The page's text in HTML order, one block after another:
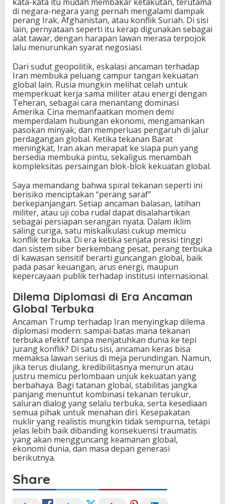
di negara-negara yang pernah mengalami dampak
perang Irak, Afghanistan, atau konflik Suriah. Di sisi
lain, pernyataan seperti itu kerap digunakan sebagai
alat tawar, dengan harapan lawan merasa terpojok
lalu menurunkan syarat negosiasi.
Dari sudut geopolitik, eskalasi ancaman terhadap
Iran membuka peluang campur tangan kekuatan
global lain. Rusia mungkin melihat celah untuk
memperkuat kerja sama militer atau energi dengan
Teheran, sebagai cara menantang dominasi
Amerika. Cina memanfaatkan momen demi
memperdalam hubungan ekonomi, mengamankan
pasokan minyak, dan memperluas pengaruh di jalur
perdagangan global. Ketika tekanan Barat
meningkat, Iran akan merapat ke siapa pun yang
bersedia membuka pintu, sekaligus menambah
kompleksitas persaingan blok-blok kekuatan global.
Saya memandang bahwa spiral tekanan seperti ini
berisiko menciptakan “perang saraf”
berkepanjangan. Setiap ancaman balasan, latihan
militer, atau uji coba rudal dapat disalahartikan
sebagai persiapan serangan nyata. Dalam iklim
saling curiga, satu miskalkulasi cukup memicu
konflik terbuka. Di era ketika senjata presisi tinggi
dan sistem siber berkembang pesat, perang terbuka
di kawasan sensitif berarti guncangan global, baik
pada pasar keuangan, arus energi, maupun
kepercayaan publik terhadap institusi internasional.
Dilema Diplomasi di Era Ancaman
Global Terbuka
Ancaman Trump terhadap Iran menyingkap dilema
diplomasi modern: sampai batas mana tekanan
terbuka efektif tanpa menjatuhkan dunia ke tepi
jurang konflik? Di satu sisi, ancaman keras bisa
memaksa lawan serius di meja perundingan. Namun,
jika terus diulang, kredibilitasnya menurun atau
justru memicu perlombaan unjuk kekuatan yang
berbahaya. Bagi tatanan global, stabilitas jangka
panjang menuntut kombinasi tekanan terukur,
saluran dialog yang selalu terbuka, serta kesediaan
semua pihak untuk menahan diri. Kesepakatan
nuklir yang realistis mungkin tidak sempurna, tetapi
jelas lebih baik dibanding konsekuensi traumatis
yang akan mengguncang keamanan global,
ekonomi dunia, dan masa depan generasi
berikutnya.
Share